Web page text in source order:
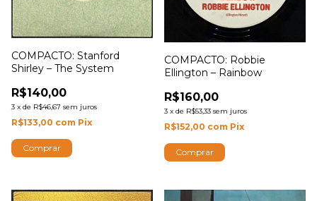
COMPACTO: Stanford
Shirley – The System
R$140,00
3 x de R$46,67 sem juros
R$133,00 com Pix
COMPACTO: Robbie
Ellington – Rainbow
R$160,00
3 x de R$53,33 sem juros
R$152,00 com Pix